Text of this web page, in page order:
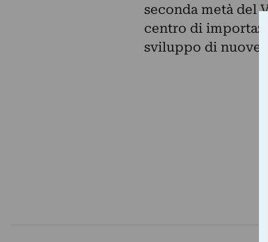
seconda metà del
centro di
sviluppo di nuove